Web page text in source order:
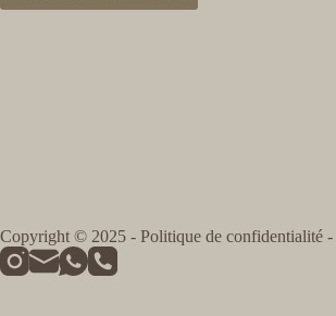
Copyright © 2025 - Politique de confidentialité -